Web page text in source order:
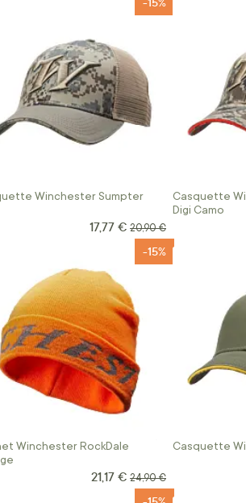
Winchester Sumpter
Prix Spécial
17,77 € Prix normal
20,90 €
Casquette
Digi Camo
Winchester RockDale
-15%
Prix Spécial
21,17 € Prix normal
24,90 €
Casquette